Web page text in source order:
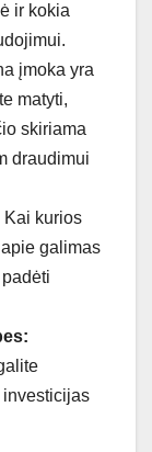
ir kokia
įmoka yra
matyti,
skiriama
draudimui
Kai kurios
galimas
investicijas